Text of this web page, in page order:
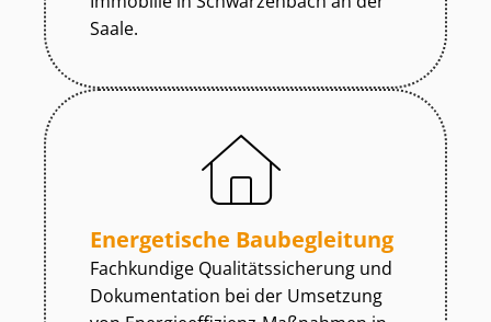
Saale.
Energetische Baubegleitung
Fachkundige Qua­li­täts­si­che­rung und
Dokumentation bei der Umsetzung